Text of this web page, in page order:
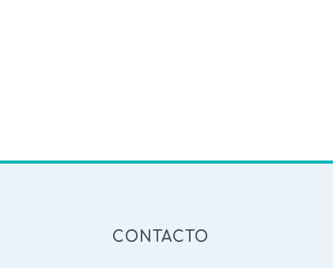
CONTACTO